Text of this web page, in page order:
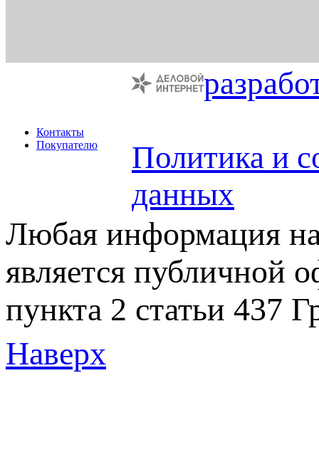
Контакты
Покупателю
Политика и
данных
Любая информация на
является публичной
пункта 2 статьи 437
Наверх